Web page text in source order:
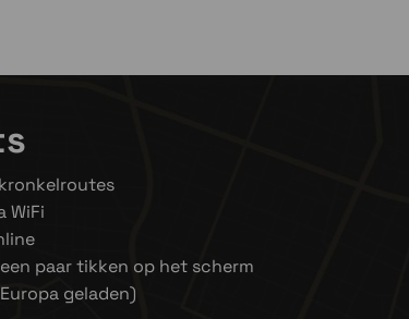
WiFi
paar tikken op het scherm
geladen)